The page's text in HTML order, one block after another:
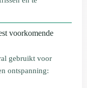
voorkomende
gebruikt voor
ontspanning: